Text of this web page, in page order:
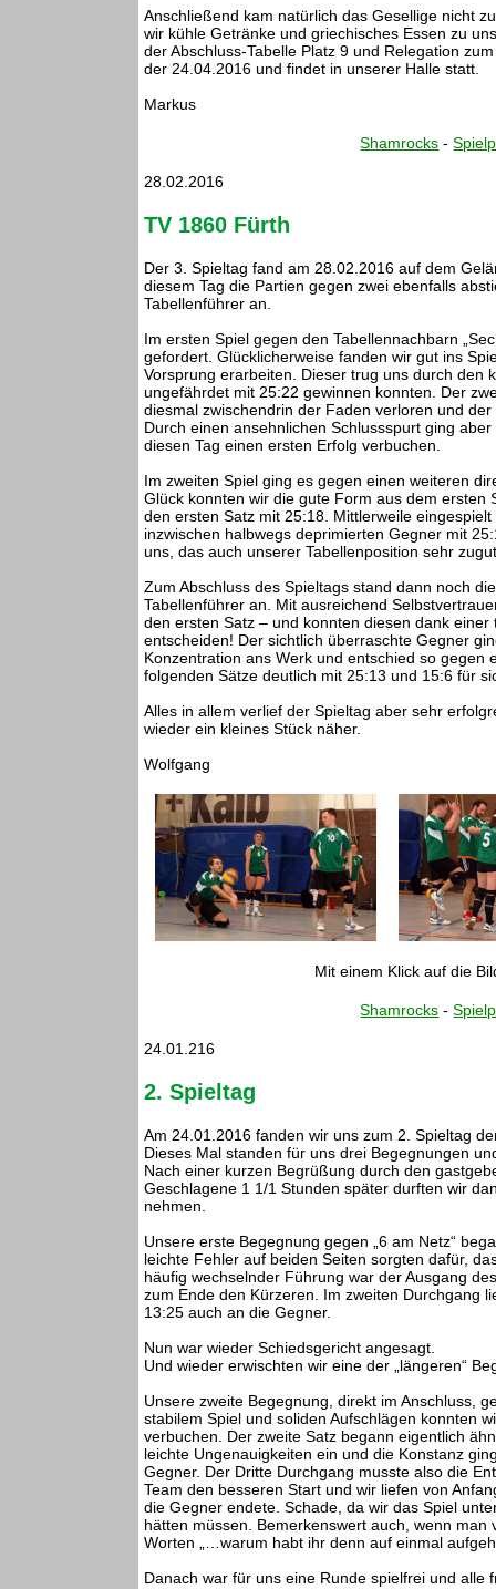
Anschließend kam natürlich das Gesellige nicht
wir kühle Getränke und griechisches Essen zu
der Abschluss-Tabelle Platz 9 und Relegation
der 24.04.2016 und findet in unserer Halle statt.
Markus
Shamrocks -
28.02.2016
TV 1860 Fürth
Der 3. Spieltag fand am 28.02.2016 auf dem
diesem Tag die Partien gegen zwei ebenfalls
Tabellenführer an.
Im ersten Spiel gegen den Tabellennachbarn
gefordert. Glücklicherweise fanden wir gut ins
Vorsprung erarbeiten. Dieser trug uns durch den
ungefährdet mit 25:22 gewinnen konnten. Der
diesmal zwischendrin der Faden verloren und
Durch einen ansehnlichen Schlussspurt ging
diesen Tag einen ersten Erfolg verbuchen.
Im zweiten Spiel ging es gegen einen weiteren
Glück konnten wir die gute Form aus dem
den ersten Satz mit 25:18. Mittlerweile
inzwischen halbwegs deprimierten Gegner mit
uns, das auch unserer Tabellenposition sehr
Zum Abschluss des Spieltags stand dann noch
Tabellenführer an. Mit ausreichend
den ersten Satz – und konnten diesen dank
entscheiden! Der sichtlich überraschte Gegner
Konzentration ans Werk und entschied so gegen
folgenden Sätze deutlich mit 25:13 und 15:6 für
Alles in allem verlief der Spieltag aber sehr
wieder ein kleines Stück näher.
Wolfgang
Mit einem Klick auf die
Shamrocks -
24.01.216
2. Spieltag
Am 24.01.2016 fanden wir uns zum 2. Spieltag
Dieses Mal standen für uns drei Begegnungen
Nach einer kurzen Begrüßung durch den
Geschlagene 1 1/1 Stunden später durften wir
nehmen.
Unsere erste Begegnung gegen „6 am Netz“
leichte Fehler auf beiden Seiten sorgten dafür,
häufig wechselnder Führung war der Ausgang
zum Ende den Kürzeren. Im zweiten Durchgang
13:25 auch an die Gegner.
Nun war wieder Schiedsgericht angesagt.
Und wieder erwischten wir eine der „längeren“
Unsere zweite Begegnung, direkt im Anschluss,
stabilem Spiel und soliden Aufschlägen konnten
verbuchen. Der zweite Satz begann eigentlich
leichte Ungenauigkeiten ein und die Konstanz
Gegner. Der Dritte Durchgang musste also die
Team den besseren Start und wir liefen von
die Gegner endete. Schade, da wir das Spiel
hätten müssen. Bemerkenswert auch, wenn
Worten „…warum habt ihr denn auf einmal
Danach war für uns eine Runde spielfrei und